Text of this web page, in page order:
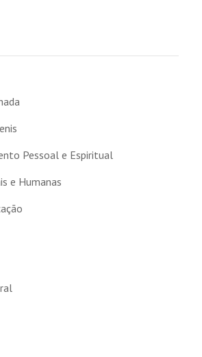
Pessoal e Espiritual
e Humanas